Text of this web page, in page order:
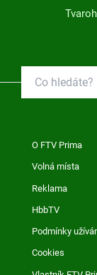
O FTV Prima
Volná místa
Reklama
HbbTV
Podmínky
Cookies